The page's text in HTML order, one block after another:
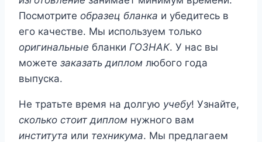
Посмотрите образец бланка и убедитесь в
его качестве. Мы используем только
оригинальные бланки ГОЗНАК. У нас вы
можете заказать диплом любого года
выпуска.
Не тратьте время на долгую учебу! Узнайте,
сколько стоит диплом нужного вам
института или техникума. Мы предлагаем